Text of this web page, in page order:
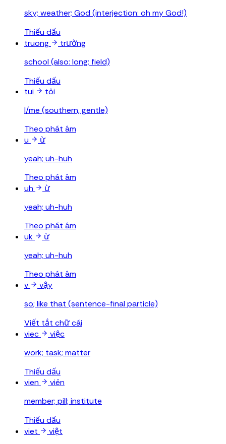
sky; weather; God (interjection: oh my God!)
Thiếu dấu
truong
trường
school (also: long; field)
Thiếu dấu
tui
tôi
I/me (southern, gentle)
Theo phát âm
u
ừ
yeah; uh-huh
Theo phát âm
uh
ừ
yeah; uh-huh
Theo phát âm
uk
ừ
yeah; uh-huh
Theo phát âm
v
vậy
so; like that (sentence-final particle)
Viết tắt chữ cái
viec
việc
work; task; matter
Thiếu dấu
vien
viên
member; pill; institute
Thiếu dấu
viet
việt